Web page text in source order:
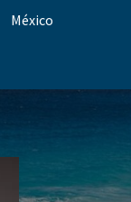
México